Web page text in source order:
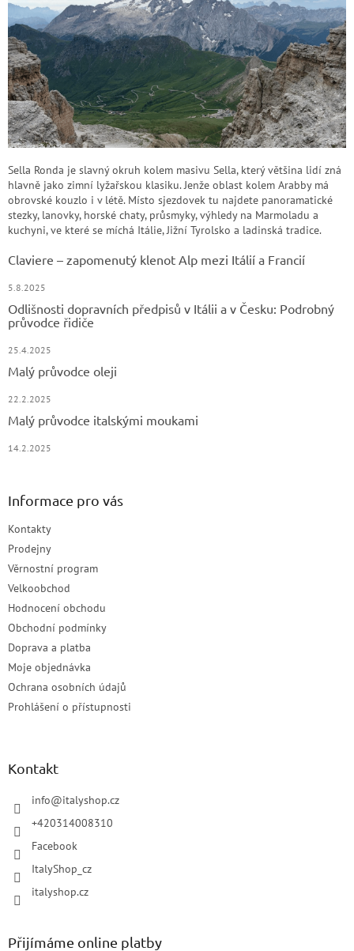
Sella Ronda je slavný okruh kolem masivu Sella, který většina lidí zná
hlavně jako zimní lyžařskou klasiku. Jenže oblast kolem Arabby má
obrovské kouzlo i v létě. Místo sjezdovek tu najdete panoramatické
stezky, lanovky, horské chaty, průsmyky, výhledy na Marmoladu a
kuchyni, ve které se míchá Itálie, Jižní Tyrolsko a ladinská tradice.
Claviere – zapomenutý klenot Alp mezi Itálií a Francií
5.8.2025
Odlišnosti dopravních předpisů v Itálii a v Česku: Podrobný
průvodce řidiče
25.4.2025
Malý průvodce oleji
22.2.2025
Malý průvodce italskými moukami
14.2.2025
Informace pro vás
Kontakty
Prodejny
Věrnostní program
Velkoobchod
Hodnocení obchodu
Obchodní podmínky
Doprava a platba
Moje objednávka
Ochrana osobních údajů
Prohlášení o přístupnosti
Kontakt
info@italyshop.cz
+420314008310
Facebook
ItalyShop_cz
italyshop.cz
Přijímáme online platby